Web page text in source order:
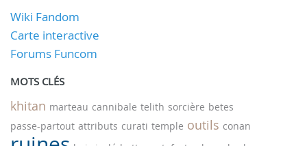
Wiki Fandom
Carte interactive
Forums Funcom
MOTS CLÉS
khitan marteau cannibale telith sorcière betes
passe-partout attributs curati temple outils conan